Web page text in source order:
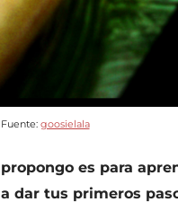
Fuente: goosielala
es para
dar tus primeros